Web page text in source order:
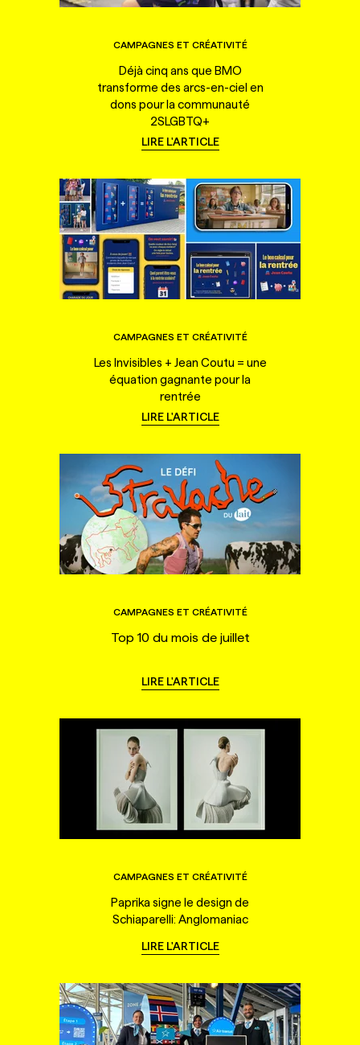
CAMPAGNES ET CRÉATIVITÉ
Déjà cinq ans que BMO
transforme des arcs-en-ciel en
dons pour la communauté
2SLGBTQ+
LIRE L'ARTICLE
CAMPAGNES ET CRÉATIVITÉ
Les Invisibles + Jean Coutu = une
équation gagnante pour la
rentrée
LIRE L'ARTICLE
CAMPAGNES ET CRÉATIVITÉ
Top 10 du mois de juillet
LIRE L'ARTICLE
CAMPAGNES ET CRÉATIVITÉ
Paprika signe le design de
Schiaparelli: Anglomaniac
LIRE L'ARTICLE